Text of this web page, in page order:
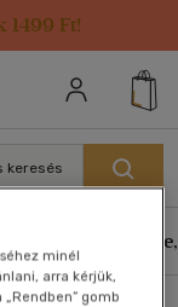
1499 Ft!
keresés
minél
arra kérjük,
gomb